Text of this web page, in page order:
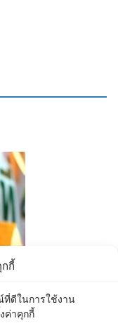
กี้
ดีในการใช้งาน
ค่าคุกกี้